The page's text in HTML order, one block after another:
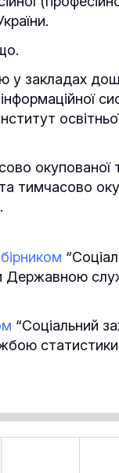
у закладах
освітньої
окупованої
тимчасово
Державною
“Соціальний
статистики